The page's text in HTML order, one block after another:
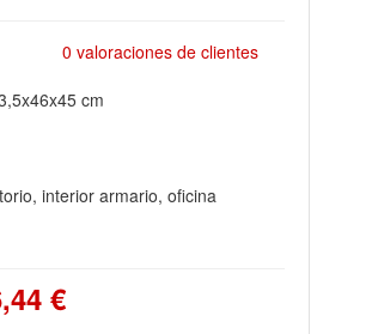
0 valoraciones de clientes
cm
interior armario, oficina
€